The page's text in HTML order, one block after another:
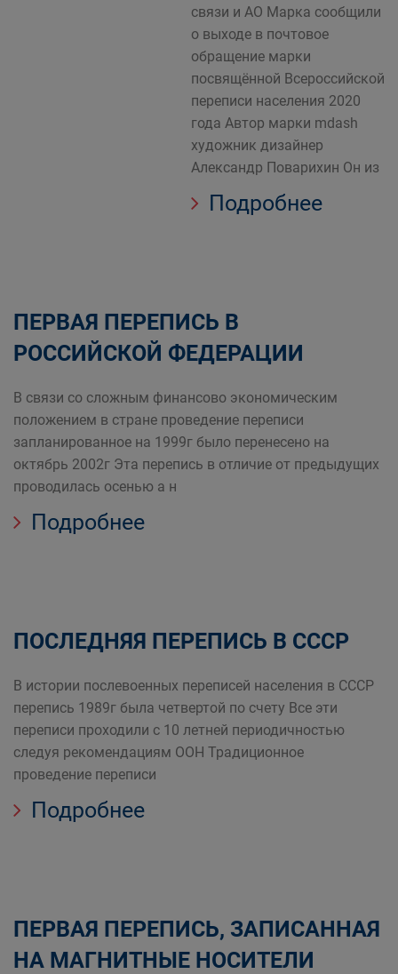
связи и АО Марка сообщили
о выходе в почтовое
обращение марки
посвящённой Всероссийской
переписи населения 2020
года Автор марки mdash
художник дизайнер
Александр Поварихин Он из
Подробнее
ПЕРВАЯ ПЕРЕПИСЬ В
РОССИЙСКОЙ ФЕДЕРАЦИИ
В связи со сложным финансово экономическим
положением в стране проведение переписи
запланированное на 1999г было перенесено на
октябрь 2002г Эта перепись в отличие от предыдущих
проводилась осенью а н
Подробнее
ПОСЛЕДНЯЯ ПЕРЕПИСЬ В СССР
В истории послевоенных переписей населения в СССР
перепись 1989г была четвертой по счету Все эти
переписи проходили с 10 летней периодичностью
следуя рекомендациям ООН Традиционное
проведение переписи
Подробнее
ПЕРВАЯ ПЕРЕПИСЬ, ЗАПИСАННАЯ
НА МАГНИТНЫЕ НОСИТЕЛИ